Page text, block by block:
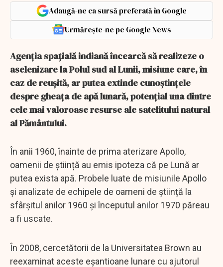
Adaugă-ne ca sursă preferată în Google
Urmărește-ne pe Google News
Agenția spațială indiană încearcă să realizeze o
aselenizare la Polul sud al Lunii, misiune care, în
caz de reușită, ar putea extinde cunoștințele
despre gheața de apă lunară, potențial una dintre
cele mai valoroase resurse ale satelitului natural
al Pământului.
În anii 1960, înainte de prima aterizare Apollo,
oamenii de știință au emis ipoteza că pe Lună ar
putea exista apă. Probele luate de misiunile Apollo
și analizate de echipele de oameni de știință la
sfârșitul anilor 1960 și începutul anilor 1970 păreau
a fi uscate.
În 2008, cercetătorii de la Universitatea Brown au
reexaminat aceste eșantioane lunare cu ajutorul